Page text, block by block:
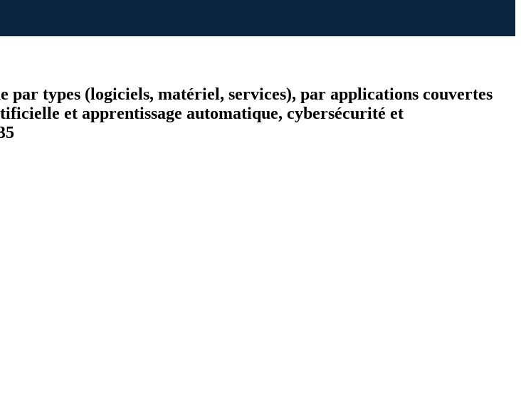
types (logiciels, matériel, services), par applications couvertes
et apprentissage automatique, cybersécurité et